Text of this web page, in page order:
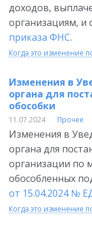
доходов,
организациям, и
приказа ФНС.
Когда это изменение
Изменения в
органа для
обособки
11.07.2024 Прочее
Изменения в
органа для
организации по
обособленных
от 15.04.2024 №
Когда это изменение